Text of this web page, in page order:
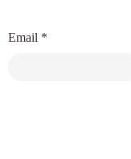
Email *